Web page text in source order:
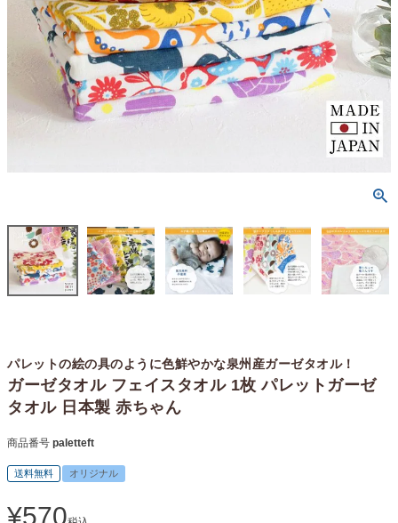
パレットの絵の具のように色鮮やかな泉州産ガーゼタオル！
ガーゼタオル フェイスタオル 1枚 パレットガーゼ
タオル 日本製 赤ちゃん
商品番号 paletteft
送料無料 オリジナル
¥570